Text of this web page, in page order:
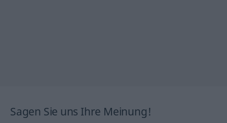
Sagen Sie uns Ihre Meinung!